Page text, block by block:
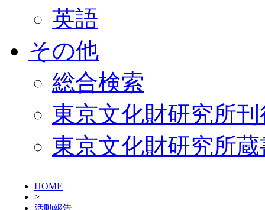
英語
その他
総合検索
東京文化財研究所
東京文化財研究所
HOME
>
活動報告